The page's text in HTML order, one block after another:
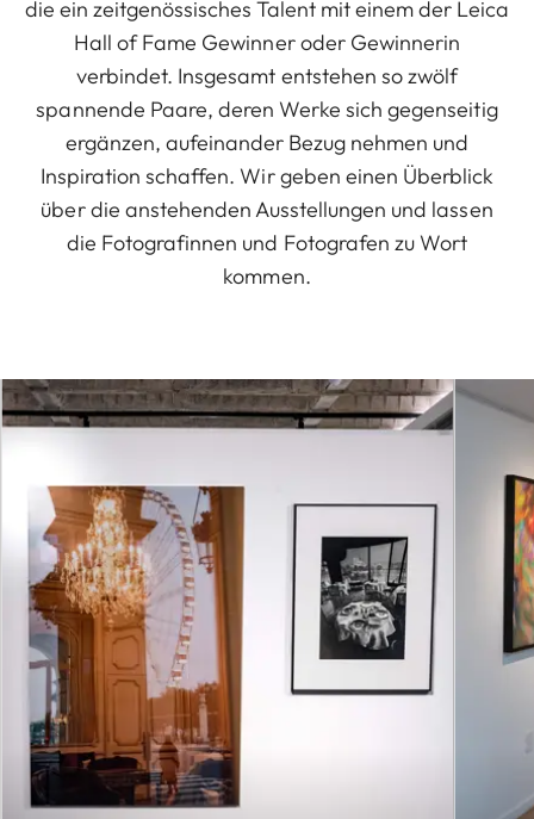
die ein zeitgenössisches Talent mit einem der Leica
Hall of Fame Gewinner oder Gewinnerin
verbindet. Insgesamt entstehen so zwölf
spannende Paare, deren Werke sich gegenseitig
ergänzen, aufeinander Bezug nehmen und
Inspiration schaffen. Wir geben einen Überblick
über die anstehenden Ausstellungen und lassen
die Fotografinnen und Fotografen zu Wort
kommen.